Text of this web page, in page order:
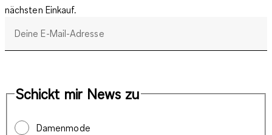
nächsten Einkauf.
Deine E-Mail-Adresse
Schickt mir News zu
Damenmode